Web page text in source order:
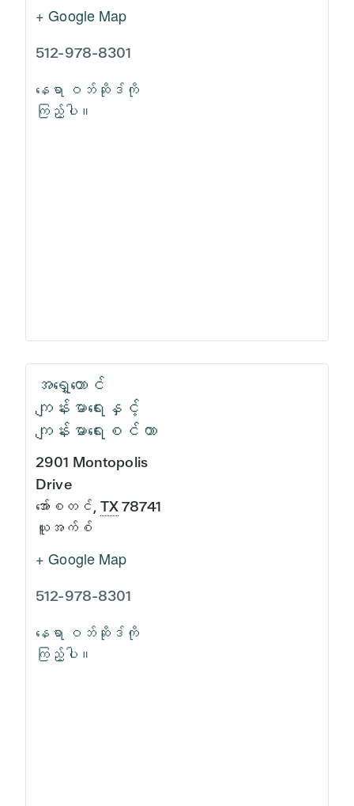
+ Google Map
512-978-8301
နေရာ ဝဘ်ဆိုဒ်ကို
ကြည့်ပါ။
အရှေ့တောင်
ကျန်းမာရေးနှင့်
ကျန်းမာရေးစင်တာ
2901 Montopolis
Drive
အော်စတင်, TX78741
ယူအက်စ်
+ Google Map
512-978-8301
နေရာ ဝဘ်ဆိုဒ်ကို
ကြည့်ပါ။